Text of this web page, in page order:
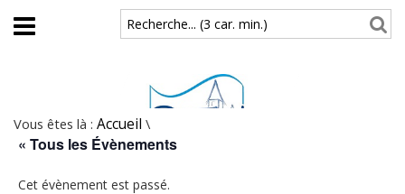
Aller au contenu principal
Recherche... (3 car. min.)
Vous êtes là : Accueil \
« Tous les Évènements
Cet évènement est passé.